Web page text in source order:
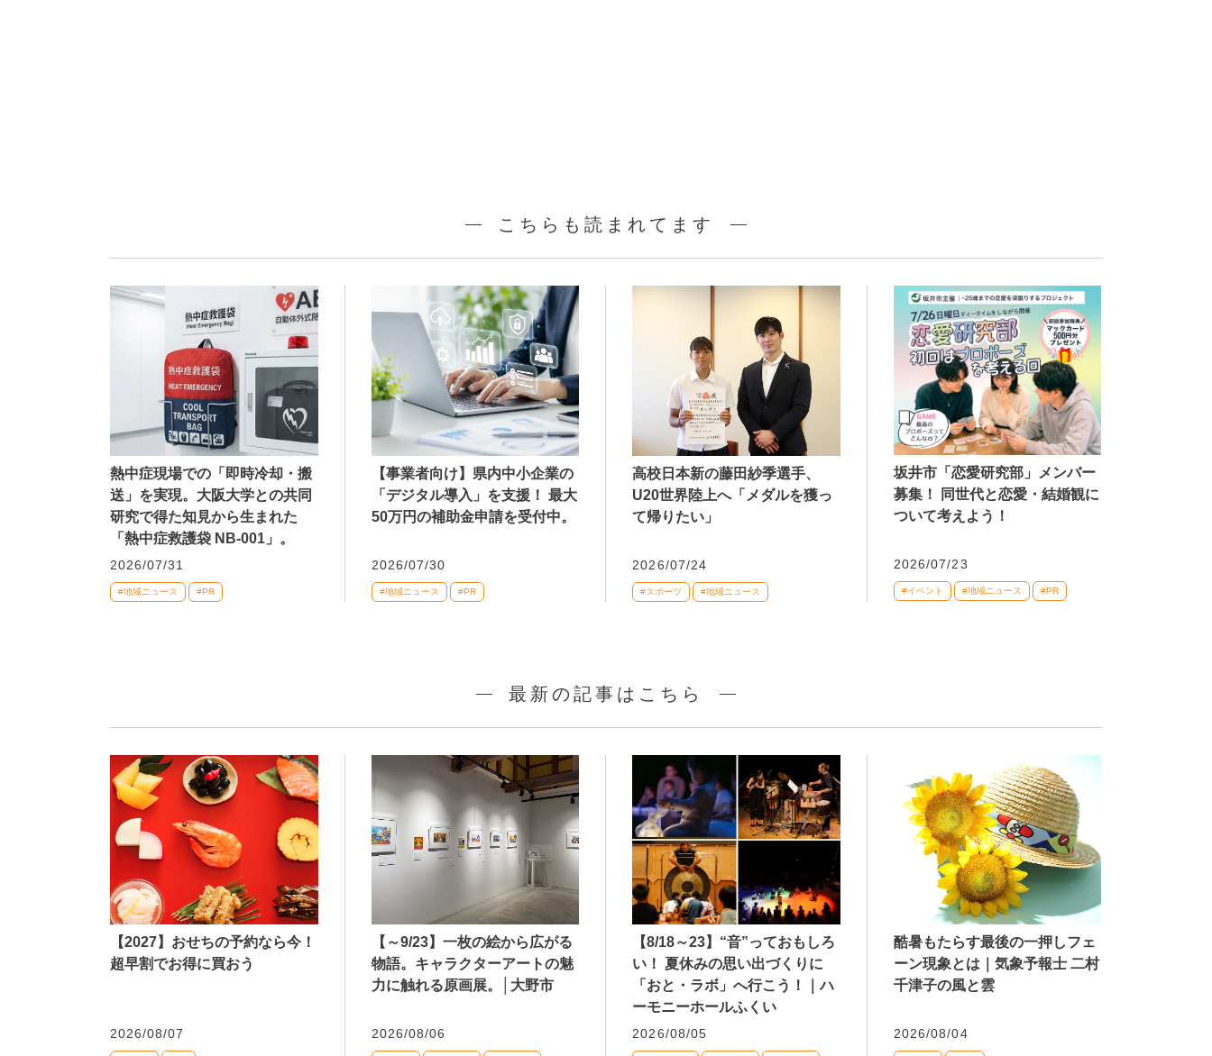
こちらも読まれてます
熱中症現場での「即時冷却・搬
送」を実現。大阪大学との共同
研究で得た知見から生まれた
「熱中症救護袋 NB-001」。
2026/07/31
#地域ニュース #PR
【事業者向け】県内中小企業の
「デジタル導入」を支援！ 最大
50万円の補助金申請を受付中。
2026/07/30
#地域ニュース #PR
高校日本新の藤田紗季選手、
U20世界陸上へ「メダルを獲っ
て帰りたい」
2026/07/24
#スポーツ #地域ニュース
坂井市「恋愛研究部」メンバー
募集！ 同世代と恋愛・結婚観に
ついて考えよう！
2026/07/23
#イベント #地域ニュース #PR
最新の記事はこちら
【2027】おせちの予約なら今！
超早割でお得に買おう
2026/08/07
【～9/23】一枚の絵から広がる
物語。キャラクターアートの魅
力に触れる原画展。│大野市
2026/08/06
【8/18～23】“音”っておもしろ
い！ 夏休みの思い出づくりに
「おと・ラボ」へ行こう！｜ハ
ーモニーホールふくい
2026/08/05
酷暑もたらす最後の一押しフェ
ーン現象とは｜気象予報士 二村
千津子の風と雲
2026/08/04